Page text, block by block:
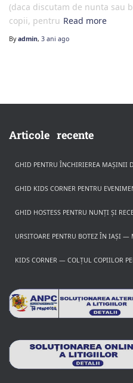
(daca discutam de nunta sau
copii, pentru Read more
Byadmin, 3 ani ago
Articole recente
GHID PENTRU ÎNCHIRIEREA MAȘINII
GHID KIDS CORNER PENTRU
GHID HOSTESS PENTRU NUNȚI ȘI
URSITOARE PENTRU BOTEZ ÎN IAȘI —
KIDS CORNER — COLȚUL COPIILOR